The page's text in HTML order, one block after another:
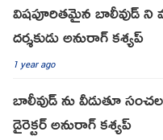
విషపూరితమైన బాలీవుడ్ ని
దర్శకుడు అనురాగ్ కశ్యప్
1 year ago
బాలీవుడ్ ను వీడుతూ
డైరెక్టర్ అనురాగ్ కశ్యప్